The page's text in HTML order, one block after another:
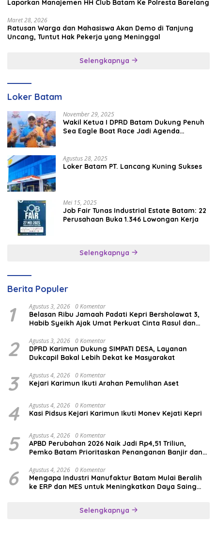
Laporkan Manajemen HH Club Batam Ke Polresta Barelang
Maret 28, 2026
Ratusan Warga dan Mahasiswa Akan Demo di Tanjung
Uncang, Tuntut Hak Pekerja yang Meninggal
Selengkapnya
Loker Batam
November 29, 2025
Wakil Ketua I DPRD Batam Dukung Penuh
Sea Eagle Boat Race Jadi Agenda
Agustus 28, 2025
Loker Batam PT. Lancang Kuning Sukses
Mei 15, 2025
Job Fair Tunas Industrial Estate Batam: 22
Perusahaan Buka 1.346 Lowongan Kerja
Selengkapnya
Berita Populer
1 Agustus 3, 2026 0 Komentar
Belasan Ribu Jamaah Padati Kepri Bersholawat 3,
Habib Syeikh Ajak Umat Perkuat Cinta Rasul dan
2 Agustus 3, 2026 0 Komentar
DPRD Karimun Dukung SIMPATI DESA, Layanan
Dukcapil Bakal Lebih Dekat ke Masyarakat
3 Agustus 4, 2026 0 Komentar
Kejari Karimun Ikuti Arahan Pemulihan Aset
4 Agustus 4, 2026 0 Komentar
Kasi Pidsus Kejari Karimun Ikuti Monev Kejati Kepri
5 Agustus 4, 2026 0 Komentar
APBD Perubahan 2026 Naik Jadi Rp4,51 Triliun,
Pemko Batam Prioritaskan Penanganan Banjir dan
6 Agustus 4, 2026 0 Komentar
Mengapa Industri Manufaktur Batam Mulai Beralih
ke ERP dan MES untuk Meningkatkan Daya Saing
Selengkapnya